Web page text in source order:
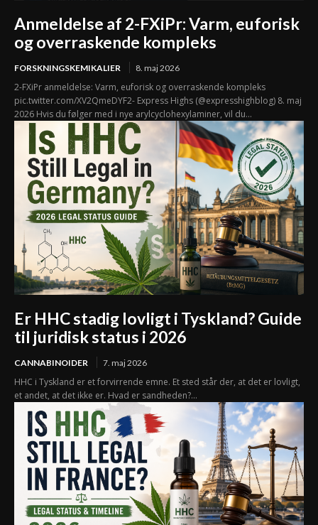
Anmeldelse af 2-FXiPr: Varm, euforisk
og overraskende kompleks
FORSKNINGSKEMIKALIER 8. maj 2026
2-FXiPr anmeldelse: Varm, euforisk og overraskende kompleks
pic.twitter.com/XV2QmeDYF2- Express Highs (@expresshighblog) 8. maj
2026 Hvis du følger med i nye arylcyclohexylaminer, vil du...
Er HHC stadig lovligt i Tyskland? Guide
til juridisk status i 2026
CANNABINOIDER 7. maj 2026
HHC i Tyskland er et forvirrende emne. Et sted står der, at det er lovligt,
et andet, at det ikke er. Hvad er sandheden?...